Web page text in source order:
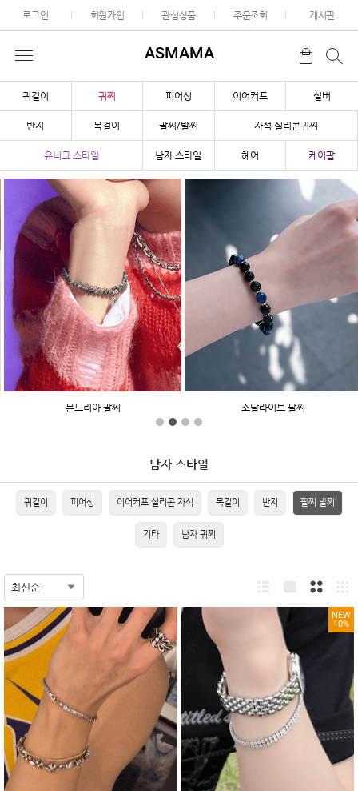
로그인 회원가입 관심상품 주문조회 게시판
ASMAMA
귀걸이 귀찌 피어싱 이어커프 실버
반지 목걸이 팔찌/발찌 자석 실리콘귀찌
유니크 스타일 남자 스타일 헤어 케이팝
몬드리아 팔찌 소달라이트 팔찌
남자 스타일
귀걸이 피어싱 이어커프 실리콘 자석 목걸이 반지 팔찌 발찌
기타 남자 귀찌
NEW
10%